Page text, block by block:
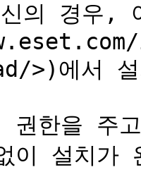
신의 경우,
>)에서 설
권한을 주
이 설치가